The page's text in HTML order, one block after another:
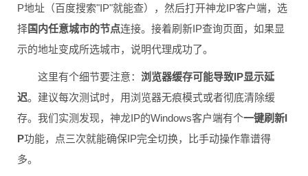
P地址（百度搜索"IP"就能查），然后打开神龙IP客户端，选
择国内任意城市的节点连接。接着刷新IP查询页面，如果显
示的地址变成所选城市，说明代理成功了。
这里有个细节要注意： 浏览器缓存可能导致IP显示延
迟。建议每次测试时，用浏览器无痕模式或者彻底清除缓
存。我们实测发现，神龙IP的Windows客户端有个一键刷新I
P功能，点三次就能确保IP完全切换，比手动操作靠谱得
多。